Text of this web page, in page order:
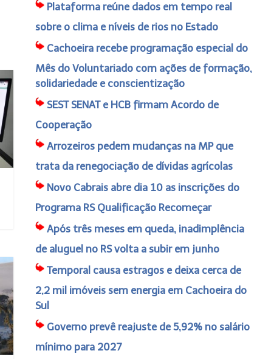
Plataforma reúne dados em tempo real
sobre o clima e níveis de rios no Estado
Cachoeira recebe programação especial do
Mês do Voluntariado com ações de formação,
solidariedade e conscientização
SEST SENAT e HCB firmam Acordo de
Cooperação
Arrozeiros pedem mudanças na MP que
trata da renegociação de dívidas agrícolas
Novo Cabrais abre dia 10 as inscrições do
Programa RS Qualificação Recomeçar
Após três meses em queda, inadimplência
de aluguel no RS volta a subir em junho
Temporal causa estragos e deixa cerca de
2,2 mil imóveis sem energia em Cachoeira do
Sul
Governo prevê reajuste de 5,92% no salário
mínimo para 2027